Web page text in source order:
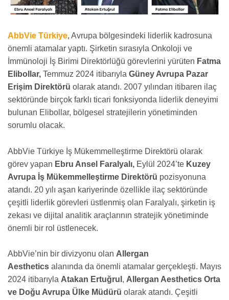
AbbVie Türkiye, Avrupa bölgesindeki liderlik kadrosuna
önemli atamalar yaptı. Şirketin sırasıyla Onkoloji ve
İmmünoloji İş Birimi Direktörlüğü görevlerini yürüten Fatma
Elibollar, Temmuz 2024 itibarıyla Güney Avrupa Pazar
Erişim Direktörü olarak atandı. 2007 yılından itibaren ilaç
sektöründe birçok farklı ticari fonksiyonda liderlik deneyimi
bulunan Elibollar, bölgesel stratejilerin yönetiminden
sorumlu olacak.
AbbVie Türkiye İş Mükemmelleştirme Direktörü olarak
görev yapan Ebru Ansel Faralyalı, Eylül 2024’te Kuzey
Avrupa İş Mükemmelleştirme Direktörü pozisyonuna
atandı. 20 yılı aşan kariyerinde özellikle ilaç sektöründe
çeşitli liderlik görevleri üstlenmiş olan Faralyalı, şirketin iş
zekası ve dijital analitik araçlarının stratejik yönetiminde
önemli bir rol üstlenecek.
AbbVie’nin bir divizyonu olan Allergan
Aesthetics alanında da önemli atamalar gerçekleşti. Mayıs
2024 itibarıyla Atakan Ertuğrul , Allergan Aesthetics Orta
ve Doğu Avrupa Ülke Müdürü olarak atandı. Çeşitli